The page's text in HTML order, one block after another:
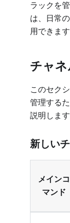
ラックを
は、日常
用できます
チャ
このセク
管理する
説明します
新しい
メインコ
マンド